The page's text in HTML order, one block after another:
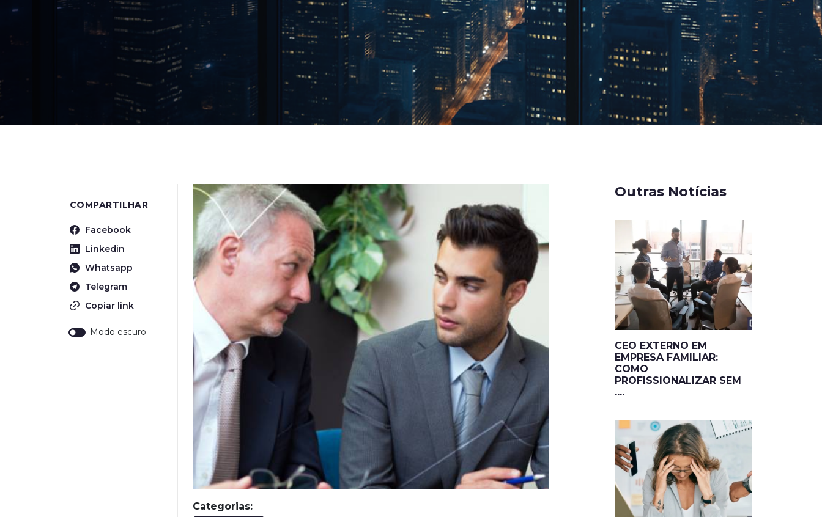
COMPARTILHAR
Facebook
Linkedin
Whatsapp
Telegram
Copiar link
Modo escuro
Categorias:
Outras Notícias
CEO EXTERNO EM
EMPRESA FAMILIAR:
COMO
PROFISSIONALIZAR SEM
....